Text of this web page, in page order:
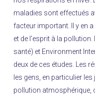
maladies sont effectués
facteur important. Il y en
et de l’esprit à la pollution.
santé) et Environment
deux de ces études. Les
les gens, en particulier
pollution atmosphérique,